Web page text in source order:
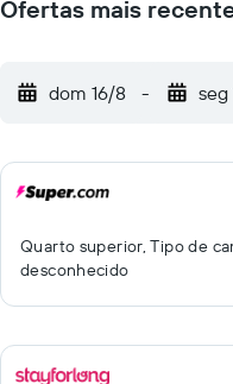
Ofertas mais
dom 16/8 - seg
Quarto superior, Tipo de
desconhecido